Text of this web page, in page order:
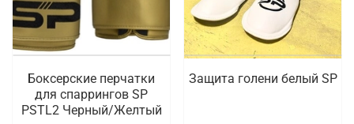
Боксерские перчатки
для спаррингов SP
PSTL2 Черный/Желтый
Защита голени белый SP